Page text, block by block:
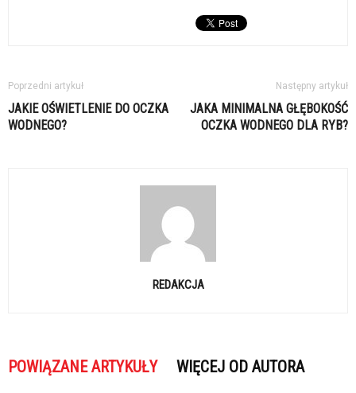
Poprzedni artykuł
JAKIE OŚWIETLENIE DO OCZKA
WODNEGO?
Następny artykuł
JAKA MINIMALNA GŁĘBOKOŚĆ
OCZKA WODNEGO DLA RYB?
REDAKCJA
POWIĄZANE ARTYKUŁY WIĘCEJ OD AUTORA